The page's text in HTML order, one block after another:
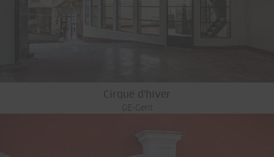
Cirque d'hiver
GE-Gent